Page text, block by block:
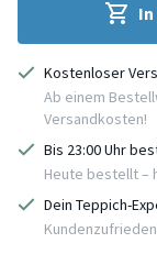
Kostenloser
Ab einem
Versandkosten!
Bis 23:00 Uhr
Heute bestellt –
Dein Teppich-